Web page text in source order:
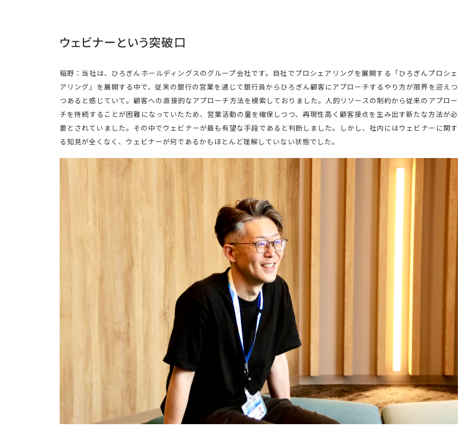
ウェビナーという突破口
稲野：当社は、ひろぎんホールディングスのグループ会社です。自社でプロシェアリングを展開する「ひろぎんプロシェ
アリング」を展開する中で、従来の銀行の営業を通じて銀行員からひろぎん顧客にアプローチするやり方が限界を迎えつ
つあると感じていて。顧客への直接的なアプローチ方法を模索しておりました。人的リソースの制約から従来のアプロー
チを持続することが困難になっていたため、営業活動の量を確保しつつ、再現性高く顧客接点を生み出す新たな方法が必
要とされていました。その中でウェビナーが最も有望な手段であると判断しました。しかし、社内にはウェビナーに関す
る知見が全くなく、ウェビナーが何であるかもほとんど理解していない状態でした。